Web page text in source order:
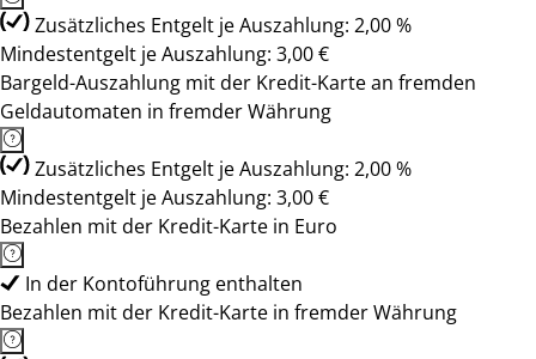
Zusätzliches Entgelt je Auszahlung: 2,00 %
Mindestentgelt je Auszahlung: 3,00 €
Bargeld-Auszahlung mit der Kredit-Karte an fremden
Geldautomaten in fremder Währung
Zusätzliches Entgelt je Auszahlung: 2,00 %
Mindestentgelt je Auszahlung: 3,00 €
Bezahlen mit der Kredit-Karte in Euro
In der Kontoführung enthalten
Bezahlen mit der Kredit-Karte in fremder Währung